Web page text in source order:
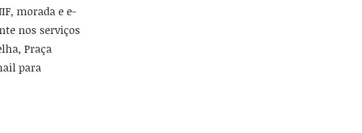
morada e e-
nos serviços
Praça
para